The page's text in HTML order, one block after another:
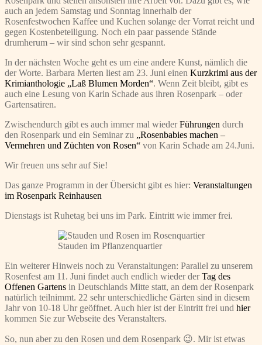
auch an jedem Samstag und Sonntag innerhalb der
Rosenfestwochen Kaffee und Kuchen solange der Vorrat reicht und
gegen Kostenbeteiligung. Noch ein paar passende Stände
drumherum – wir sind schon sehr gespannt.
In der nächsten Woche geht es um eine andere Kunst, nämlich die
der Worte. Barbara Merten liest am 23. Juni einen Kurzkrimi aus der
Krimianthologie „Laß Blumen Morden“. Wenn Zeit bleibt, gibt es
auch eine Lesung von Karin Schade aus ihren Rosenpark – oder
Gartensatiren.
Zwischendurch gibt es auch immer mal wiederFührungen durch
den Rosenpark und ein Seminar zu „Rosenbabies machen –
Vermehren und Züchten von Rosen“ von Karin Schade am 24.Juni.
Wir freuen uns sehr auf Sie!
Das ganze Programm in der Übersicht gibt es hier: Veranstaltungen
im Rosenpark Reinhausen
Dienstags ist Ruhetag bei uns im Park. Eintritt wie immer frei.
Stauden im Pflanzenquartier
Ein weiterer Hinweis noch zu Veranstaltungen: Parallel zu unserem
Rosenfest am 11. Juni findet auch endlich wieder derTag des
Offenen Gartens in Deutschlands Mitte statt, an dem der Rosenpark
natürlich teilnimmt. 22 sehr unterschiedliche Gärten sind in diesem
Jahr von 10-18 Uhr geöffnet. Auch hier ist der Eintritt frei und hier
kommen Sie zur Webseite des Veranstalters.
So, nun aber zu den Rosen und dem Rosenpark 😉. Mir ist etwas